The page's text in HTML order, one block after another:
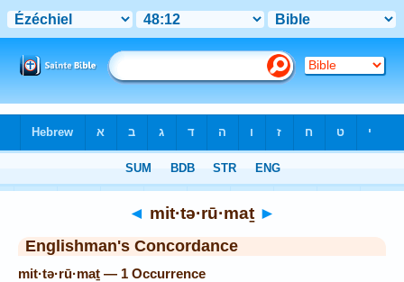
◄ mit·tə·rū·maṯ ►
Englishman's Concordance
mit·tə·rū·maṯ — 1 Occurrence